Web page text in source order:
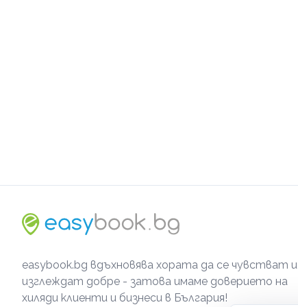
easybook.bg вдъхновява хората да се чувстват и
изглеждат добре - затова имаме доверието на
хиляди клиенти и бизнеси в България!